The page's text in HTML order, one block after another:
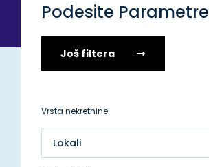
Podesite Parametre
Još filtera
Vrsta nekretnine